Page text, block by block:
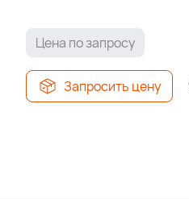
Цена по запросу
Запросить цену